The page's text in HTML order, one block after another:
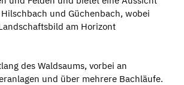
und Güchenbach, wobei
am Horizont
des Waldsaums, vorbei an
und über mehrere Bachläufe.